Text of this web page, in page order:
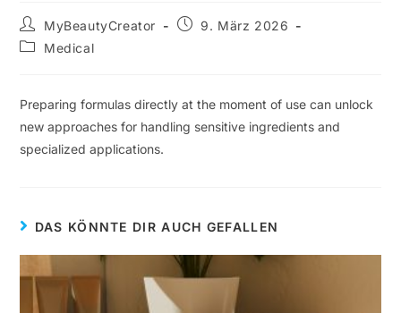
MyBeautyCreator
9. März 2026
Medical
Preparing formulas directly at the moment of use can unlock
new approaches for handling sensitive ingredients and
specialized applications.
DAS KÖNNTE DIR AUCH GEFALLEN